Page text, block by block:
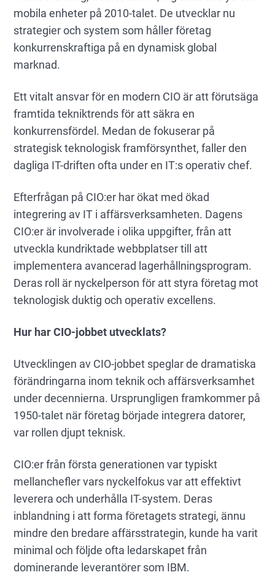
mobila enheter på 2010-talet. De utvecklar nu
strategier och system som håller företag
konkurrenskraftiga på en dynamisk global
marknad.
Ett vitalt ansvar för en modern CIO är att förutsäga
framtida tekniktrends för att säkra en
konkurrensfördel. Medan de fokuserar på
strategisk teknologisk framförsynthet, faller den
dagliga IT-driften ofta under en IT:s operativ chef.
Efterfrågan på CIO:er har ökat med ökad
integrering av IT i affärsverksamheten. Dagens
CIO:er är involverade i olika uppgifter, från att
utveckla kundriktade webbplatser till att
implementera avancerad lagerhållningsprogram.
Deras roll är nyckelperson för att styra företag mot
teknologisk duktig och operativ excellens.
Hur har CIO-jobbet utvecklats?
Utvecklingen av CIO-jobbet speglar de dramatiska
förändringarna inom teknik och affärsverksamhet
under decennierna. Ursprungligen framkommer på
1950-talet när företag började integrera datorer,
var rollen djupt teknisk.
CIO:er från första generationen var typiskt
mellanchefler vars nyckelfokus var att effektivt
leverera och underhålla IT-system. Deras
inblandning i att forma företagets strategi, ännu
mindre den bredare affärsstrategin, kunde ha varit
minimal och följde ofta ledarskapet från
dominerande leverantörer som IBM.